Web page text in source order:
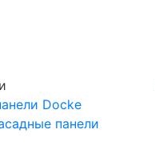
Docke
панели